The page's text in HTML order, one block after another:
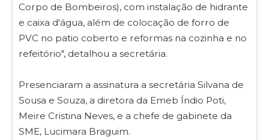
Corpo de Bombeiros), com instalação de hidrante
e caixa d'água, além de colocação de forro de
PVC no patio coberto e reformas na cozinha e no
refeitório", detalhou a secretária.
Presenciaram a assinatura a secretária Silvana de
Sousa e Souza, a diretora da Emeb Índio Poti,
Meire Cristina Neves, e a chefe de gabinete da
SME, Lucimara Braguim.